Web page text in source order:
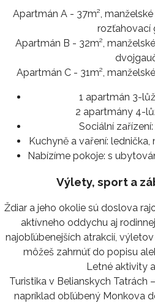
Apartmán A - 37m²,
rozťahovací
Apartmán B - 32m²,
Apartmán C - 31m²,
1 apartmán 3-
2 apartmány 4-
Sociální zařízení:
Kuchyně a vaření: lednička,
Nabízíme pokoje: s
Výlety, sport a
Ždiar a jeho okolie sú doslova
aktívneho oddychu aj
najobľúbenejších atrakcií,
môžeš zahrnúť do popisu
Letné aktivity
Turistika v Belianskych Tatrách
napríklad obľúbený Monkova